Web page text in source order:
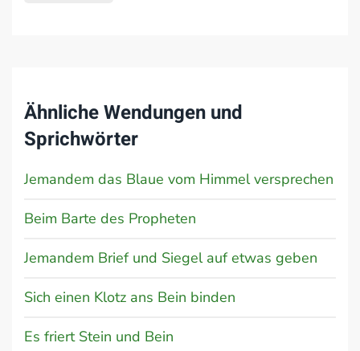
Ähnliche Wendungen und
Sprichwörter
Jemandem das Blaue vom Himmel versprechen
Beim Barte des Propheten
Jemandem Brief und Siegel auf etwas geben
Sich einen Klotz ans Bein binden
Es friert Stein und Bein